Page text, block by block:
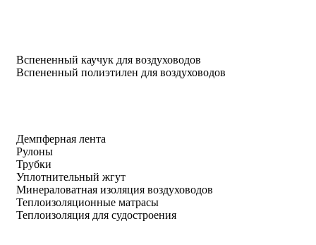
Вспененный каучук для воздуховодов
Вспененный полиэтилен для воздуховодов
Демпферная лента
Рулоны
Трубки
Уплотнительный жгут
Минераловатная изоляция воздуховодов
Теплоизоляционные матрасы
Теплоизоляция для судостроения